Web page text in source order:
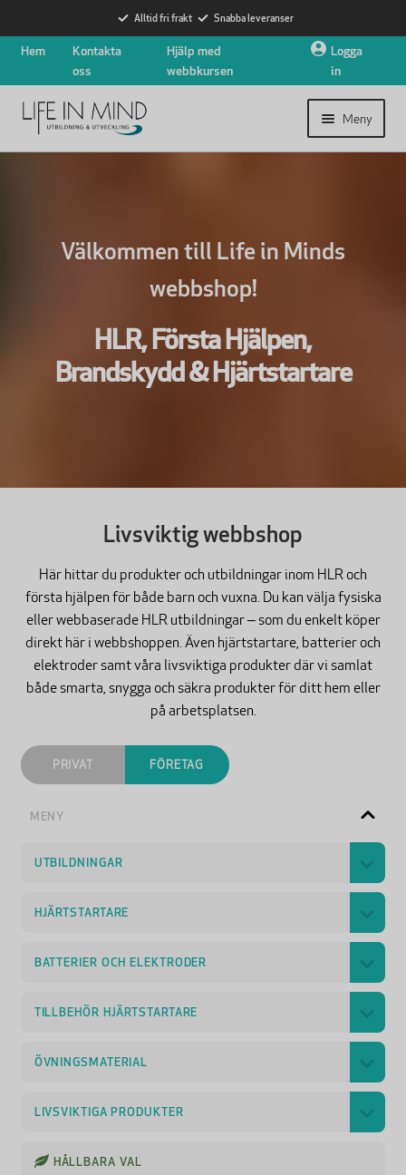
Alltid fri frakt Snabba leveranser
Hoppa
Hoppa
Hem
Kontakta
oss
Hjälp med
webbkursen
Logga
in
Meny
Hjärtstartare
Välkommen till Life in Minds
webbshop!
HLR, Första Hjälpen,
Brandskydd & Hjärtstartare
Livsviktig webbshop
Här hittar du produkter och utbildningar inom HLR och
första hjälpen för både barn och vuxna. Du kan välja fysiska
eller webbaserade HLR utbildningar – som du enkelt köper
direkt här i webbshoppen. Även hjärtstartare, batterier och
elektroder samt våra livsviktiga produkter där vi samlat
både smarta, snygga och säkra produkter för ditt hem eller
på arbetsplatsen.
PRIVAT FÖRETAG
MENY
UTBILDNINGAR
HJÄRTSTARTARE
BATTERIER OCH ELEKTRODER
TILLBEHÖR HJÄRTSTARTARE
ÖVNINGSMATERIAL
LIVSVIKTIGA PRODUKTER
HÅLLBARA VAL